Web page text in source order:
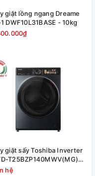
giặt lồng ngang Dreame
DWF10L31BASE - 10kg
giặt sấy Toshiba Inverter
T25BZP140MWV(MG)
13kg, sấy 8kg)
hệ